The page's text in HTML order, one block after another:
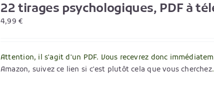
22 tirages psychologiques, PDF à
4,99€
Attention, il s'agit d'un PDF. Vous recevrez donc
Amazon, suivez ce lien si c'est plutôt cela que vous cherchez